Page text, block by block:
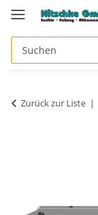
Zurück zur Liste